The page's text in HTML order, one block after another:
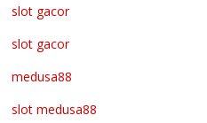
slot gacor
slot gacor
medusa88
slot medusa88